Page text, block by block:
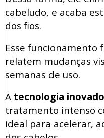
cabeludo, e acaba
dos fios.
Esse funcionamento
relatem mudanças
semanas de uso.
A tecnologia
tratamento intenso
ideal para acelerar,